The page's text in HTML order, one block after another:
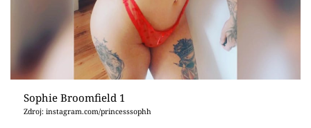
Sophie Broomfield 1
Zdroj: instagram.com/princesssophh